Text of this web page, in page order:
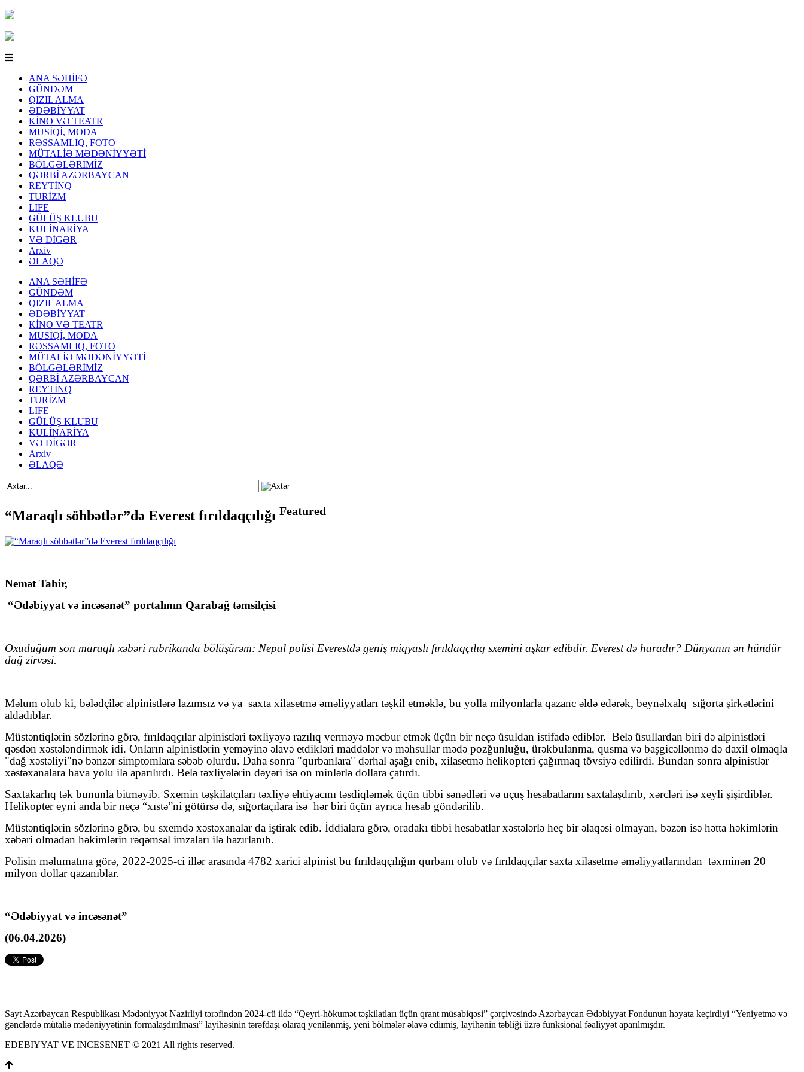
ANA SƏHİFƏ
GÜNDƏM
QIZIL ALMA
ƏDƏBİYYAT
KİNO VƏ TEATR
MUSİQİ, MODA
RƏSSAMLIQ, FOTO
MÜTALİƏ MƏDƏNİYYƏTİ
BÖLGƏLƏRİMİZ
QƏRBİ AZƏRBAYCAN
REYTİNQ
TURİZM
LIFE
GÜLÜŞ KLUBU
KULİNARİYA
VƏ DİGƏR
Arxiv
ƏLAQƏ
ANA SƏHİFƏ
GÜNDƏM
QIZIL ALMA
ƏDƏBİYYAT
KİNO VƏ TEATR
MUSİQİ, MODA
RƏSSAMLIQ, FOTO
MÜTALİƏ MƏDƏNİYYƏTİ
BÖLGƏLƏRİMİZ
QƏRBİ AZƏRBAYCAN
REYTİNQ
TURİZM
LIFE
GÜLÜŞ KLUBU
KULİNARİYA
VƏ DİGƏR
Arxiv
ƏLAQƏ
“Maraqlı söhbətlər”də Everest fırıldaqçılığı Featured
Nemət Tahir,
“Ədəbiyyat və incəsənət” portalının Qarabağ təmsilçisi
Oxuduğum son maraqlı xəbəri rubrikanda bölüşürəm: Nepal polisi Everestdə geniş miqyaslı fırıldaqçılıq sxemini aşkar edibdir. Everest də haradır? Dünyanın ən hündür
dağ zirvəsi.
Məlum olub ki, bələdçilər alpinistlərə lazımsız və ya saxta xilasetmə əməliyyatları təşkil etməklə, bu yolla milyonlarla qazanc əldə edərək, beynəlxalq sığorta şirkətlərini
aldadıblar.
Müstəntiqlərin sözlərinə görə, fırıldaqçılar alpinistləri təxliyəyə razılıq verməyə məcbur etmək üçün bir neçə üsuldan istifadə ediblər. Belə üsullardan biri də alpinistləri
qəsdən xəstələndirmək idi. Onların alpinistlərin yeməyinə əlavə etdikləri maddələr və məhsullar mədə pozğunluğu, ürəkbulanma, qusma və başgicəllənmə də daxil olmaqla
"dağ xəstəliyi"nə bənzər simptomlara səbəb olurdu. Daha sonra "qurbanlara" dərhal aşağı enib, xilasetmə helikopteri çağırmaq tövsiyə edilirdi. Bundan sonra alpinistlər
xəstəxanalara hava yolu ilə aparılırdı. Belə təxliyələrin dəyəri isə on minlərlə dollara çatırdı.
Saxtakarlıq tək bununla bitməyib. Sxemin təşkilatçıları təxliyə ehtiyacını təsdiqləmək üçün tibbi sənədləri və uçuş hesabatlarını saxtalaşdırıb, xərcləri isə xeyli şişirdiblər.
Helikopter eyni anda bir neçə “xıstə”ni götürsə də, sığortaçılara isə hər biri üçün ayrıca hesab göndərilib.
Müstəntiqlərin sözlərinə görə, bu sxemdə xəstəxanalar da iştirak edib. İddialara görə, oradakı tibbi hesabatlar xəstələrlə heç bir əlaqəsi olmayan, bəzən isə hətta həkimlərin
xəbəri olmadan həkimlərin rəqəmsal imzaları ilə hazırlanıb.
Polisin məlumatına görə, 2022-2025-ci illər arasında 4782 xarici alpinist bu fırıldaqçılığın qurbanı olub və fırıldaqçılar saxta xilasetmə əməliyyatlarından təxminən 20
milyon dollar qazanıblar.
“Ədəbiyyat və incəsənət”
(06.04.2026)
Sayt Azərbaycan Respublikası Mədəniyyət Nazirliyi tərəfindən 2024-cü ildə “Qeyri-hökumət təşkilatları üçün qrant müsabiqəsi” çərçivəsində Azərbaycan Ədəbiyyat Fondunun həyata keçirdiyi “Yeniyetmə və
gənclərdə mütaliə mədəniyyətinin formalaşdırılması” layihəsinin tərəfdaşı olaraq yenilənmiş, yeni bölmələr əlavə ediımiş, layihənin təbliği üzrə funksional fəaliyyət aparılmışdır.
EDEBIYYAT VE INCESENET © 2021 All rights reserved.